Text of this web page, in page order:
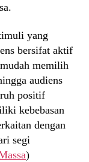
yang
bersifat aktif
memilih
audiens
positif
kebebasan
dengan
segi
)